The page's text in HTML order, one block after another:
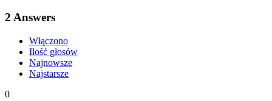
2 Answers
Włączono
Ilość głosów
Najnowsze
Najstarsze
0